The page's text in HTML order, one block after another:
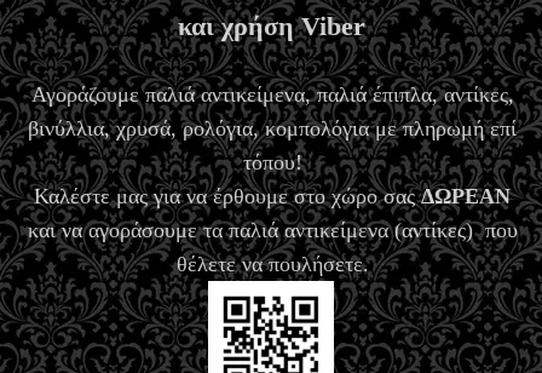
και χρήση Viber
Αγοράζουμε παλιά αντικείμενα, παλιά έπιπλα, αντίκες,
βινύλλια, χρυσά, ρολόγια, κομπολόγια με πληρωμή επί
τόπου!
Καλέστε μας για να έρθουμε στο χώρο σαςΔΩΡΕΑΝ
και να αγοράσουμε τα παλιά αντικείμενα (αντίκες) που
θέλετε να πουλήσετε.